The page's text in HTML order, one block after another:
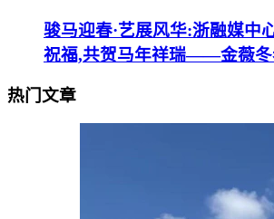
骏马迎春·艺展风华:浙融媒中
祝福,共贺马年祥瑞——金薇冬
热门文章